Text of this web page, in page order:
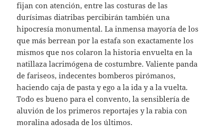
fijan con atención, entre las costuras de las
durísimas diatribas percibirán también una
hipocresía monumental. La inmensa mayoría de los
que más berrean por la estafa son exactamente los
mismos que nos colaron la historia envuelta en la
natillaza lacrimógena de costumbre. Valiente panda
de fariseos, indecentes bomberos pirómanos,
haciendo caja de pasta y ego a la ida y a la vuelta.
Todo es bueno para el convento, la sensiblería de
aluvión de los primeros reportajes y la rabia con
moralina adosada de los últimos.